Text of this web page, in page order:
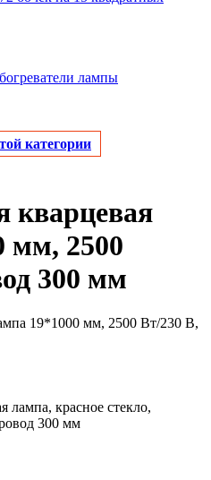
лампы
категории
кварцевая
мм, 2500
300 мм
лампа, красное стекло,
300 мм